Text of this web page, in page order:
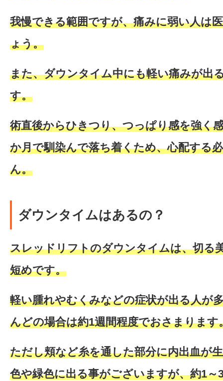
我慢できる範囲ですが、痛みに弱い人は
ょう。
また、ダウンタイム中にも軽い痛みが出
す。
術直後からひきつり、つっぱり感を強く
か月で馴染んで落ち着くため、心配する
ん。
ダウンタイムはあるの？
スレッドリフトのダウンタイムは、切る
短めです。
軽い腫れやむくみなどの症状が出る人が
んどの場合は約1週間程度でおさまります
ただし頬など糸を通した部分に内出血が
色や緑色に出る事がございますが、約1～